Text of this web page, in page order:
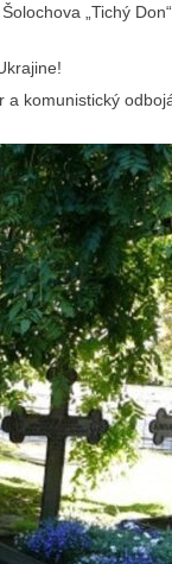
„Tichý
a komunistický